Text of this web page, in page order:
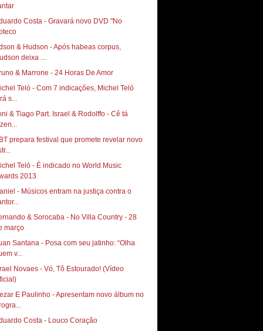
Costa - Gravará novo DVD "No
& Hudson - Após habeas corpus,
deixa ...
& Marrone - 24 Horas De Amor
Teló - Com 7 indicações, Michel Teló
s...
& Tiago Part. Israel & Rodolffo - Cê tá
prepara festival que promete revelar novo
Teló - É indicado no World Music
2013
- Músicos entram na justiça contra o
& Sorocaba - No Villa Country - 28
março
Santana - Posa com seu jatinho: “Olha
v...
Novaes - Vó, Tô Estourado! (Vídeo
E Paulinho - Apresentam novo álbum no
Costa - Louco Coração